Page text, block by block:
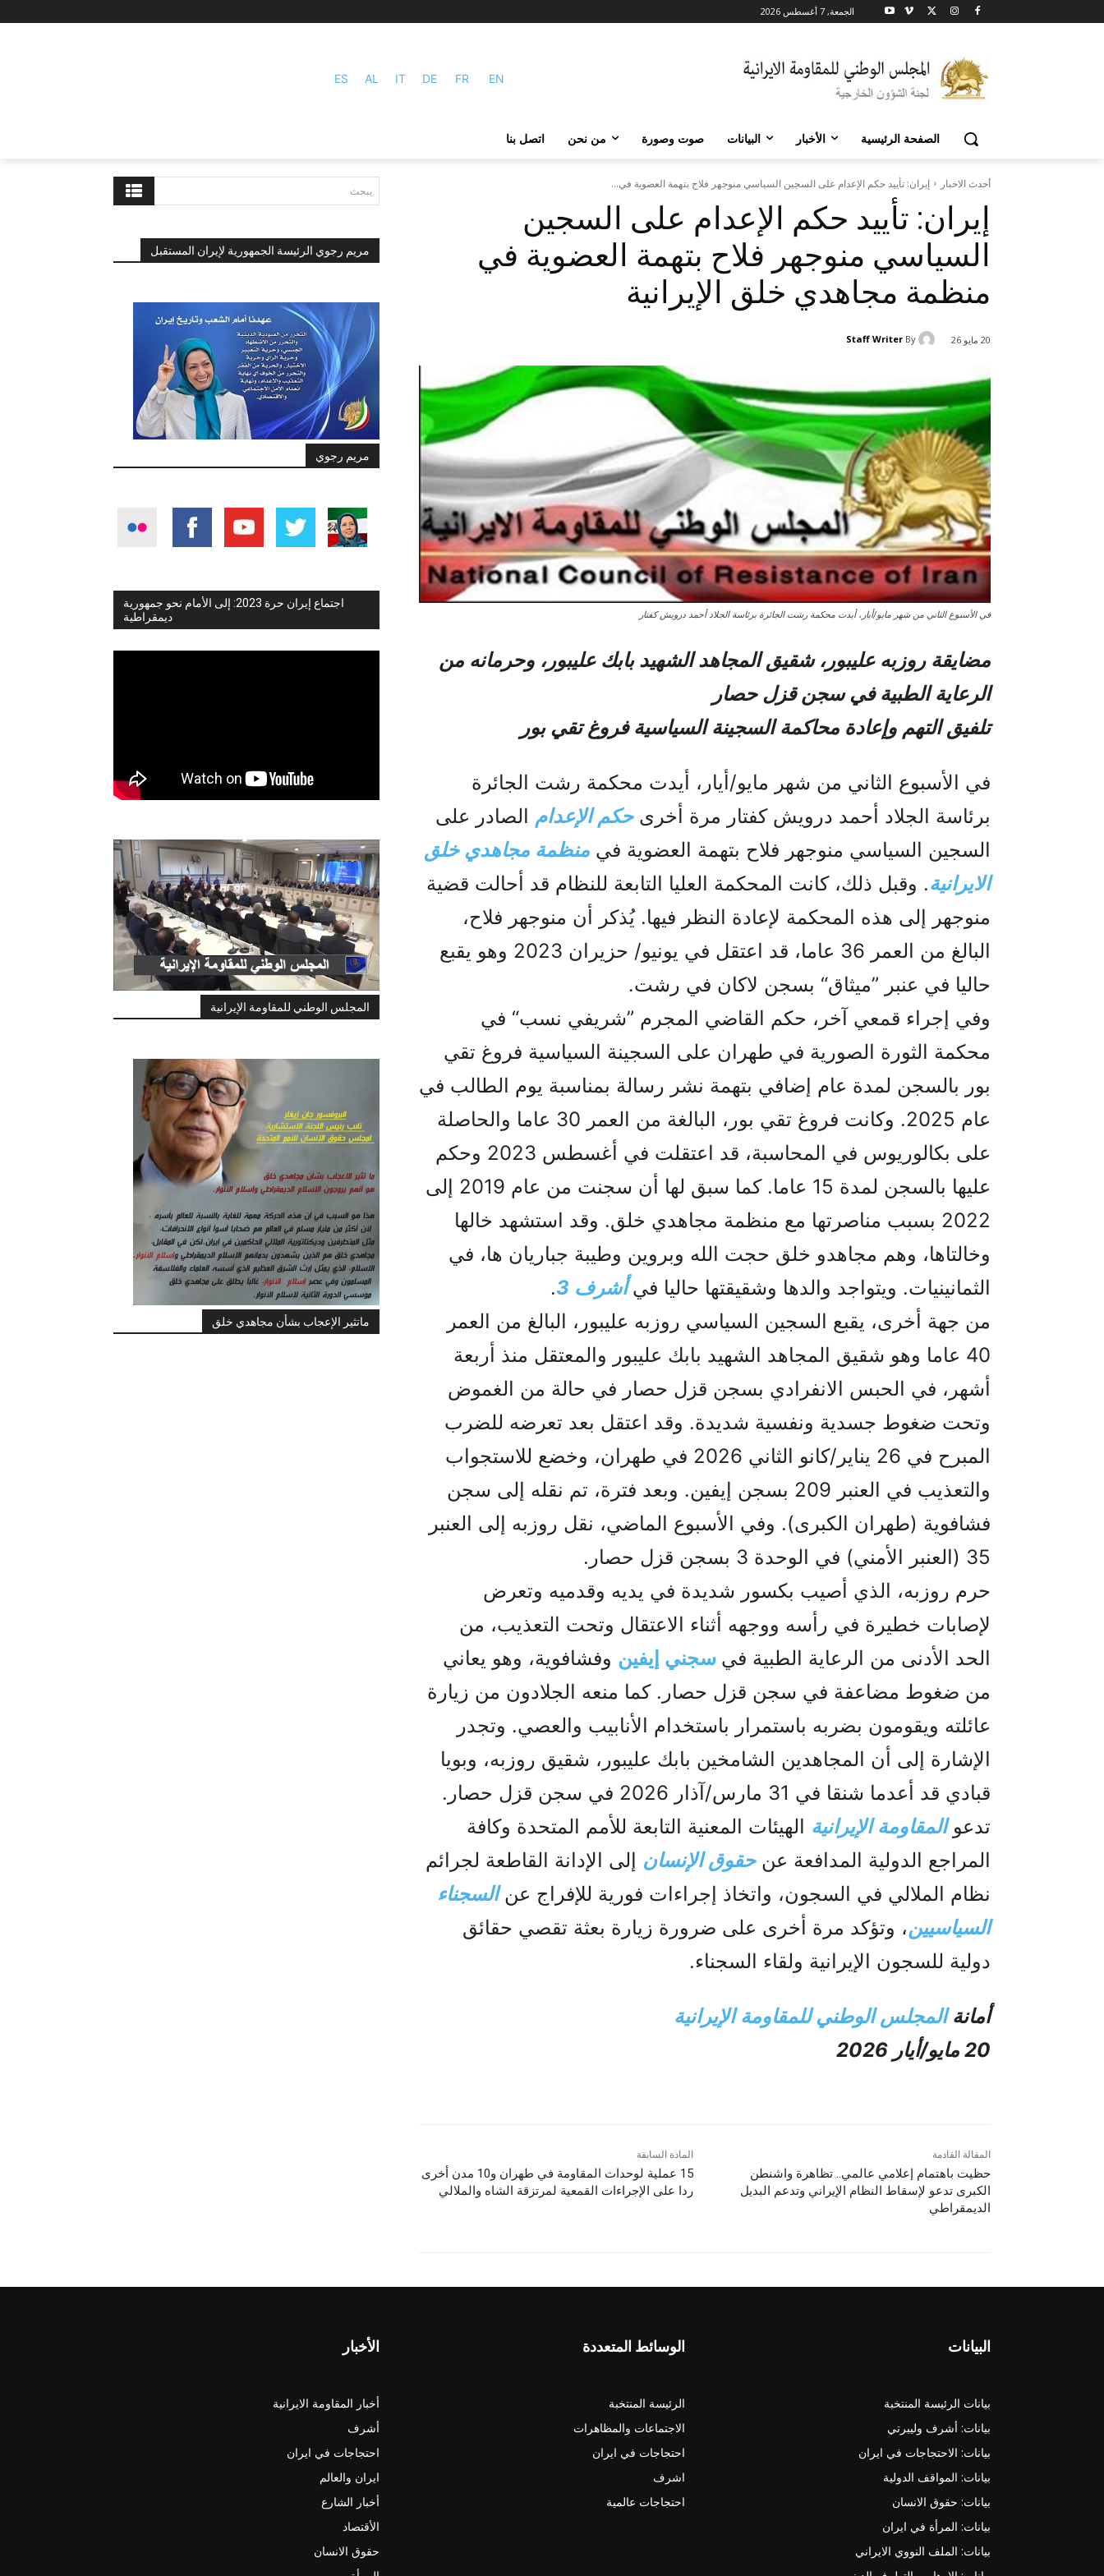
الجمعة, 7 أغسطس 2026
ES AL IT DE FR EN
الصفحة الرئيسية الأخبار البيانات صوت وصورة من نحن اتصل بنا
يبحث
مريم رجوي الرئيسة الجمهورية لإيران المستقبل
مريم رجوي
اجتماع إيران حرة 2023: إلى الأمام نحو جمهورية
ديمقراطية
المجلس الوطني للمقاومة الإيرانية
ماتثير الإعجاب بشأن مجاهدي خلق
أحدث الاخبار إيران: تأييد حكم الإعدام على السجين السياسي منوجهر فلاح بتهمة العضوية في...
إيران: تأييد حكم الإعدام على السجين
السياسي منوجهر فلاح بتهمة العضوية في
منظمة مجاهدي خلق الإيرانية
20 مايو 26 By
Staff Writer
في الأسبوع الثاني من شهر مايو/أيار، أيدت محكمة رشت الجائرة برئاسة الجلاد أحمد درويش كفتار
مضايقة روزبه عليبور، شقيق المجاهد الشهيد بابك عليبور، وحرمانه من
الرعاية الطبية في سجن قزل حصار
تلفيق التهم وإعادة محاكمة السجينة السياسية فروغ تقي بور
في الأسبوع الثاني من شهر مايو/أيار، أيدت محكمة رشت الجائرة
برئاسة الجلاد أحمد درويش كفتار مرة أخرىحكم الإعدام الصادر على
السجين السياسي منوجهر فلاح بتهمة العضوية في منظمة مجاهدي خلق
الایرانیة. وقبل ذلك، كانت المحكمة العليا التابعة للنظام قد أحالت قضية
منوجهر إلى هذه المحكمة لإعادة النظر فيها. يُذكر أن منوجهر فلاح،
البالغ من العمر 36 عاما، قد اعتقل في يونيو/ حزيران 2023 وهو يقبع
حاليا في عنبر ”ميثاق“ بسجن لاكان في رشت.
وفي إجراء قمعي آخر، حكم القاضي المجرم ”شريفي نسب“ في
محكمة الثورة الصورية في طهران على السجينة السياسية فروغ تقي
بور بالسجن لمدة عام إضافي بتهمة نشر رسالة بمناسبة يوم الطالب في
عام 2025. وكانت فروغ تقي بور، البالغة من العمر 30 عاما والحاصلة
على بكالوريوس في المحاسبة، قد اعتقلت في أغسطس 2023 وحكم
عليها بالسجن لمدة 15 عاما. كما سبق لها أن سجنت من عام 2019 إلى
2022 بسبب مناصرتها مع منظمة مجاهدي خلق. وقد استشهد خالها
وخالتاها، وهم مجاهدو خلق حجت الله وبروين وطيبة جباريان ها، في
الثمانينيات. ويتواجد والدها وشقيقتها حاليا فيأشرف 3
.
من جهة أخرى، يقبع السجين السياسي روزبه عليبور، البالغ من العمر
40 عاما وهو شقيق المجاهد الشهيد بابك عليبور والمعتقل منذ أربعة
أشهر، في الحبس الانفرادي بسجن قزل حصار في حالة من الغموض
وتحت ضغوط جسدية ونفسية شديدة. وقد اعتقل بعد تعرضه للضرب
المبرح في 26 يناير/كانو الثاني 2026 في طهران، وخضع للاستجواب
والتعذيب في العنبر 209 بسجن إيفين. وبعد فترة، تم نقله إلى سجن
فشافوية (طهران الكبرى). وفي الأسبوع الماضي، نقل روزبه إلى العنبر
35 (العنبر الأمني) في الوحدة 3 بسجن قزل حصار.
حرم روزبه، الذي أصيب بكسور شديدة في يديه وقدميه وتعرض
لإصابات خطيرة في رأسه ووجهه أثناء الاعتقال وتحت التعذيب، من
الحد الأدنى من الرعاية الطبية في سجني إيفين وفشافوية، وهو يعاني
من ضغوط مضاعفة في سجن قزل حصار. كما منعه الجلادون من زيارة
عائلته ويقومون بضربه باستمرار باستخدام الأنابيب والعصي. وتجدر
الإشارة إلى أن المجاهدين الشامخين بابك عليبور، شقيق روزبه، وبويا
قبادي قد أعدما شنقا في 31 مارس/آذار 2026 في سجن قزل حصار.
تدعوالمقاومة الإيرانية الهيئات المعنية التابعة للأمم المتحدة وكافة
المراجع الدولية المدافعة عنحقوق الإنسان إلى الإدانة القاطعة لجرائم
نظام الملالي في السجون، واتخاذ إجراءات فورية للإفراج عنالسجناء
السياسيين، وتؤكد مرة أخرى على ضرورة زيارة بعثة تقصي حقائق
دولية للسجون الإيرانية ولقاء السجناء.
أمانةالمجلس الوطني للمقاومة الإيرانية
20 مايو/أيار 2026
المادة السابقة
15 عملية لوحدات المقاومة في طهران و10 مدن أخرى
ردا على الإجراءات القمعية لمرتزقة الشاه والملالي
المقالة القادمة
حظيت باهتمام إعلامي عالمي.. تظاهرة واشنطن
الكبرى تدعو لإسقاط النظام الإيراني وتدعم البديل
الديمقراطي
الأخبار
أخبار المقاومة الايرانية
أشرف
احتجاجات في ايران
ايران والعالم
أخبار الشارع
الأقتصاد
حقوق الانسان
الوسائط المتعددة
الرئيسة المنتخبة
الاجتماعات والمظاهرات
احتجاجات في ايران
اشرف
احتجاجات عالمية
البيانات
بيانات الرئيسة المنتخبة
بيانات: أشرف وليبرتي
بيانات: الاحتجاجات في ايران
بيانات: المواقف الدولية
بيانات: حقوق الانسان
بيانات: المرأة في ايران
بيانات: الملف النووي الايراني